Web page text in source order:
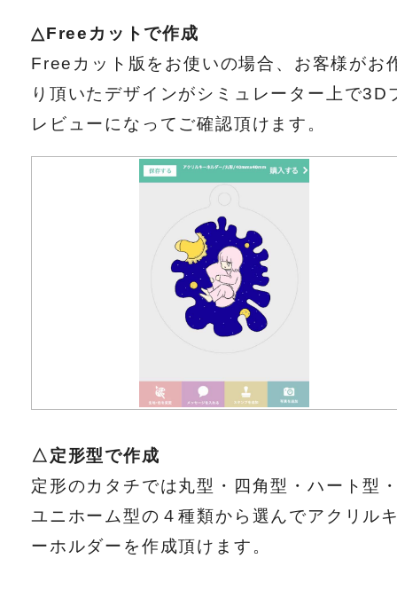
△Freeカットで作成
Freeカット版をお使いの場合、お客様がお
り頂いたデザインがシミュレーター上で3D
レビューになってご確認頂けます。
△定形型で作成
定形のカタチでは丸型・四角型・ハート型
ユニホーム型の４種類から選んでアクリル
ーホルダーを作成頂けます。